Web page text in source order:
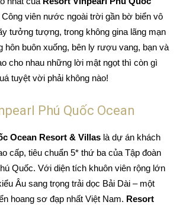
viên nước ngoài trời gần bờ biển vô
tưởng tượng, trong không gina lãng mạn
hôn buôn xuống, bên ly rượu vang, bạn và
cho nhau những lời mật ngọt thì còn gì
tuyệt vời phải không nào!
Phú Quốc Ocean
Ocean Resort & Villas là dự án khách
cấp, tiêu chuẩn 5* thứ ba của Tập đoàn
Quốc. Với diện tích khuôn viên rộng lớn
Âu sang trọng trải dọc Bải Dài – một
hoang sơ đạp nhất Việt Nam. Resort